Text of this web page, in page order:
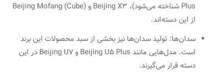
Plus شناخته می‌شود)، Beijing X3 و Beijing Mofang (Cube)
از این دسته‌اند.
سدان‌ها: تولید سدان‌ها نیز بخشی از سبد محصولات این برند
است. مدل‌هایی مانند Beijing U5 Plus و Beijing U7 در این
دسته قرار می‌گیرند.